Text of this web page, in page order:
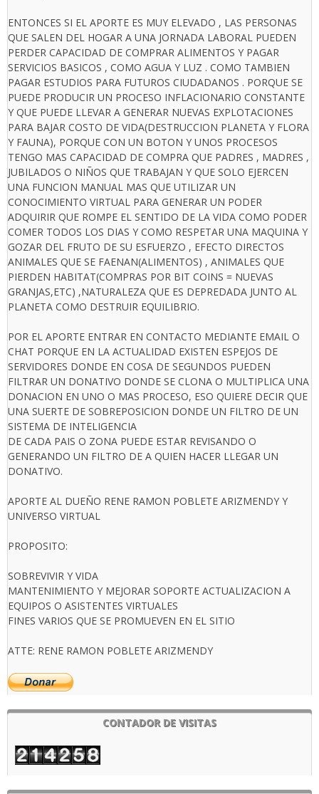
ENTONCES SI EL APORTE ES MUY ELEVADO , LAS PERSONAS
QUE SALEN DEL HOGAR A UNA JORNADA LABORAL PUEDEN
PERDER CAPACIDAD DE COMPRAR ALIMENTOS Y PAGAR
SERVICIOS BASICOS , COMO AGUA Y LUZ . COMO TAMBIEN
PAGAR ESTUDIOS PARA FUTUROS CIUDADANOS . PORQUE SE
PUEDE PRODUCIR UN PROCESO INFLACIONARIO CONSTANTE
Y QUE PUEDE LLEVAR A GENERAR NUEVAS EXPLOTACIONES
PARA BAJAR COSTO DE VIDA(DESTRUCCION PLANETA Y FLORA
Y FAUNA), PORQUE CON UN BOTON Y UNOS PROCESOS
TENGO MAS CAPACIDAD DE COMPRA QUE PADRES , MADRES ,
JUBILADOS O NIÑOS QUE TRABAJAN Y QUE SOLO EJERCEN
UNA FUNCION MANUAL MAS QUE UTILIZAR UN
CONOCIMIENTO VIRTUAL PARA GENERAR UN PODER
ADQUIRIR QUE ROMPE EL SENTIDO DE LA VIDA COMO PODER
COMER TODOS LOS DIAS Y COMO RESPETAR UNA MAQUINA Y
GOZAR DEL FRUTO DE SU ESFUERZO , EFECTO DIRECTOS
ANIMALES QUE SE FAENAN(ALIMENTOS) , ANIMALES QUE
PIERDEN HABITAT(COMPRAS POR BIT COINS = NUEVAS
GRANJAS,ETC) ,NATURALEZA QUE ES DEPREDADA JUNTO AL
PLANETA COMO DESTRUIR EQUILIBRIO.
POR EL APORTE ENTRAR EN CONTACTO MEDIANTE EMAIL O
CHAT PORQUE EN LA ACTUALIDAD EXISTEN ESPEJOS DE
SERVIDORES DONDE EN COSA DE SEGUNDOS PUEDEN
FILTRAR UN DONATIVO DONDE SE CLONA O MULTIPLICA UNA
DONACION EN UNO O MAS PROCESO, ESO QUIERE DECIR QUE
UNA SUERTE DE SOBREPOSICION DONDE UN FILTRO DE UN
SISTEMA DE INTELIGENCIA
DE CADA PAIS O ZONA PUEDE ESTAR REVISANDO O
GENERANDO UN FILTRO DE A QUIEN HACER LLEGAR UN
DONATIVO.
APORTE AL DUEÑO RENE RAMON POBLETE ARIZMENDY Y
UNIVERSO VIRTUAL
PROPOSITO:
SOBREVIVIR Y VIDA
MANTENIMIENTO Y MEJORAR SOPORTE ACTUALIZACION A
EQUIPOS O ASISTENTES VIRTUALES
FINES VARIOS QUE SE PROMUEVEN EN EL SITIO
ATTE: RENE RAMON POBLETE ARIZMENDY
CONTADOR DE VISITAS